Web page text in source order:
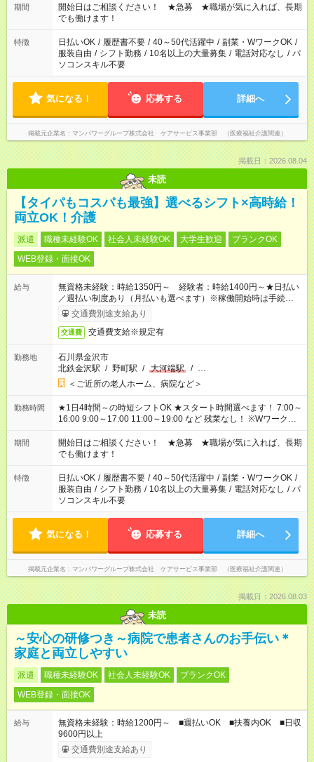
ん ※法令に基づき、週20時間以上勤務は社会保険への加入対象
となります ※労働者派遣法（日雇い派遣の原則禁止）により、
短時間・短期間の就業はご案内が難しい場合があります
期間
開始日はご相談ください！ ★急募 ★職場が気に入れば、長期
でも働けます！
特徴 日払いOK / 履歴書不要 / 40～50代活躍中 / 副業・WワークOK /
服装自由 / シフト勤務 / 10名以上の大量募集 / 電話対応なし / パ
ソコンスキル不要
気になる！ 応募する 詳細へ
掲載元企業名 マンパワーグループ株式会社 ケアサービス事業部 （医療福祉介護関連）
掲載日：2026.08.04
未読
【タイパもコスパも最強】選べるシフト×高時給！
両立OK！介護
派遣 職種未経験OK 社会人未経験OK 大学生歓迎
ブランクOK
WEB登録・面接OK
給与
無資格未経験：時給1350円～ 経験者：時給1400円～★日払い
／週払い制度あり（月払いも選べます）※稼働開始時は手続き完
了次第のお支払いとなります。
交通費別途支給あり
交通費 交通費支給※規定有
勤務地
石川県金沢市
北鉄金沢駅 / 野町駅 / 大河端駅 / …
＜ご近所の老人ホーム、病院など＞
勤務時間
★1日4時間～の時短シフトOK ★スタート時間選べます！ 7:00～
16:00 9:00～17:00 11:00～19:00 など 残業なし！ ※Wワークの
場合、他のお仕事と合わせ週40時間超の就業はご案内できませ
ん ※法令に基づき、週20時間以上勤務は社会保険への加入対象
となります ※労働者派遣法（日雇い派遣の原則禁止）により、
短時間・短期間の就業はご案内が難しい場合があります
期間
開始日はご相談ください！ ★急募 ★職場が気に入れば、長期
でも働けます！
特徴 日払いOK / 履歴書不要 / 40～50代活躍中 / 副業・WワークOK /
服装自由 / シフト勤務 / 10名以上の大量募集 / 電話対応なし / パ
ソコンスキル不要
気になる！ 応募する 詳細へ
掲載元企業名 マンパワーグループ株式会社 ケアサービス事業部 （医療福祉介護関連）
掲載日：2026.08.03
未読
～安心の研修つき～病院で患者さんのお手伝い＊
家庭と両立しやすい
派遣 職種未経験OK 社会人未経験OK
ブランクOK
WEB登録・面接OK
給与
無資格未経験：時給1200円～ ■週払いOK ■扶養内OK ■日収
9600円以上
交通費別途支給あり